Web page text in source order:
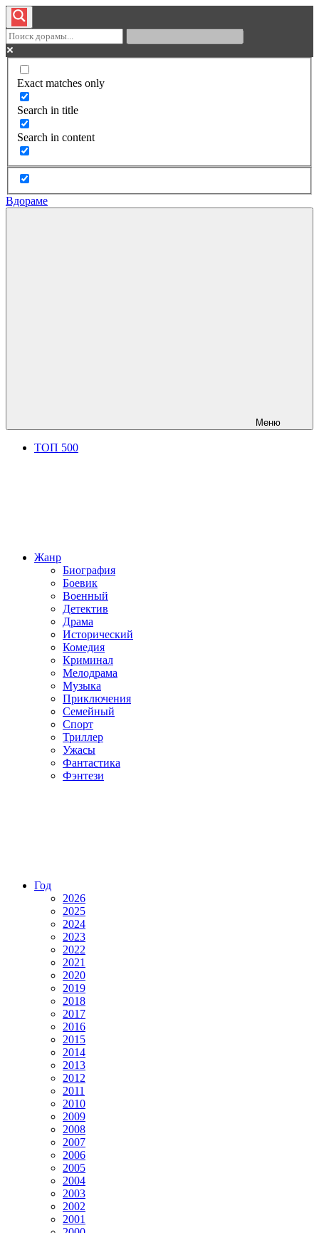
Exact matches only
Search in title
Search in content
Вдораме
Меню
ТОП 500
Жанр
Биография
Боевик
Военный
Детектив
Драма
Исторический
Комедия
Криминал
Мелодрама
Музыка
Приключения
Семейный
Спорт
Триллер
Ужасы
Фантастика
Фэнтези
Год
2026
2025
2024
2023
2022
2021
2020
2019
2018
2017
2016
2015
2014
2013
2012
2011
2010
2009
2008
2007
2006
2005
2004
2003
2002
2001